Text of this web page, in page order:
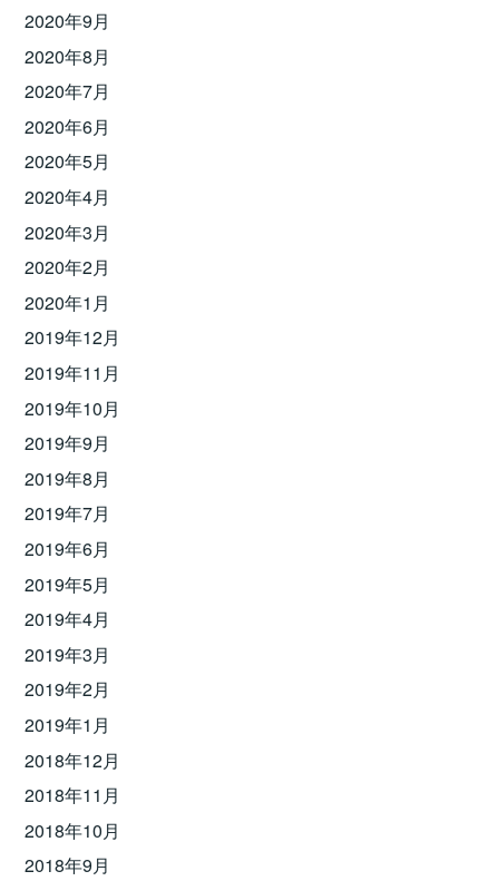
2020年9月
2020年8月
2020年7月
2020年6月
2020年5月
2020年4月
2020年3月
2020年2月
2020年1月
2019年12月
2019年11月
2019年10月
2019年9月
2019年8月
2019年7月
2019年6月
2019年5月
2019年4月
2019年3月
2019年2月
2019年1月
2018年12月
2018年11月
2018年10月
2018年9月